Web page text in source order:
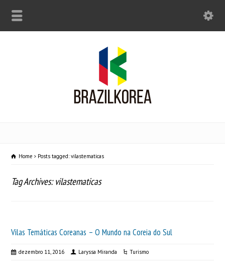
Home Posts tagged: vilastematicas
Tag Archives: vilastematicas
Vilas Temáticas Coreanas – O Mundo na Coreia do Sul
dezembro 11, 2016 Laryssa Miranda Turismo